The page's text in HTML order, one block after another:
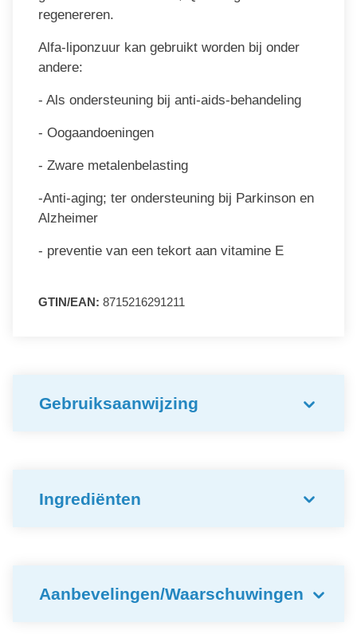
regenereren.
Alfa-liponzuur kan gebruikt worden bij onder
andere:
- Als ondersteuning bij anti-aids-behandeling
- Oogaandoeningen
- Zware metalenbelasting
-Anti-aging; ter ondersteuning bij Parkinson en
Alzheimer
- preventie van een tekort aan vitamine E
GTIN/EAN: 8715216291211
Gebruiksaanwijzing
Ingrediënten
Aanbevelingen/Waarschuwingen